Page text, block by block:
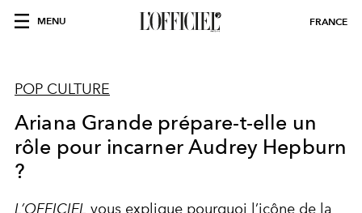
MENU FRANCE
POP CULTURE
Ariana Grande prépare-t-elle un
rôle pour incarner Audrey Hepburn
?
L’OFFICIEL vous explique pourquoi l’icône de la